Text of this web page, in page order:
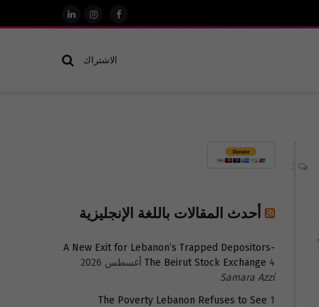
فيسبوكالانستغرام
لينكدإن
الاشتراك
أحدث المقالات باللغة الإنجليزية
A New Exit for Lebanon’s Trapped Depositors-
The Beirut Stock Exchange 4 أغسطس 2026
Samara Azzi
The Poverty Lebanon Refuses to See 1